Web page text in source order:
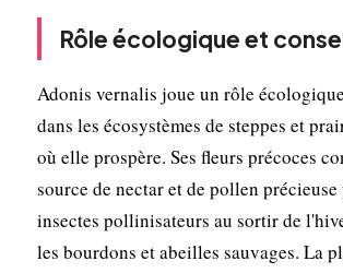
Rôle écologique et
Adonis vernalis joue un rôle
dans les écosystèmes de steppes et
où elle prospère. Ses fleurs précoces
source de nectar et de pollen précieuse
insectes pollinisateurs au sortir de
les bourdons et abeilles sauvages. La